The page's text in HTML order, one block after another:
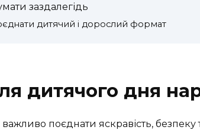
заздалегідь
дитячий і дорослий формат
дитячого дня
поєднати яскравість, безпеку